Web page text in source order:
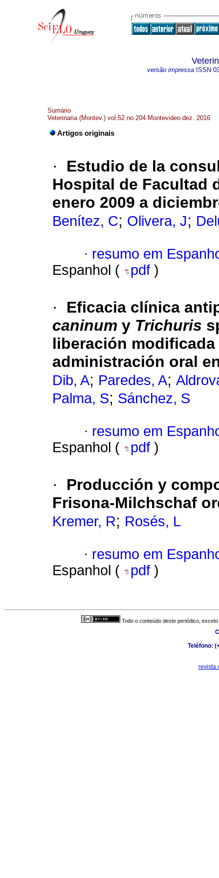
versão impressa ISSN
Sumário
Veterinaria (Montev.) vol.52 no.204 Montevideo dez. 2016
Artigos originais
·
Estudio de la
Hospital de Facultad
enero 2009 a
Benítez, C; Olivera, J;
· resumo em
Espanhol (
pdf )
·
Eficacia clínica
caninum y Trichuris
liberación modificada
administración oral
Dib, A; Paredes, A;
Palma, S; Sánchez, S
· resumo em
Espanhol (
pdf )
·
Producción y
Frisona-Milchschaf
Kremer, R; Rosés, L
· resumo em
Espanhol (
pdf )
Todo o conteúdo deste periódico,
Teléfono: